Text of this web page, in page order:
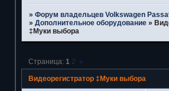
» Форум владельцев Volkswagen
» Дополнительное оборудование »
‡Муки выбора
Видеорегистратор ‡Муки выбора
Страница: 1 2 »